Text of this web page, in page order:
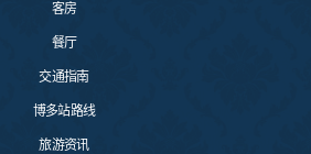
客房
餐厅
交通指南
博多站路线
旅游资讯